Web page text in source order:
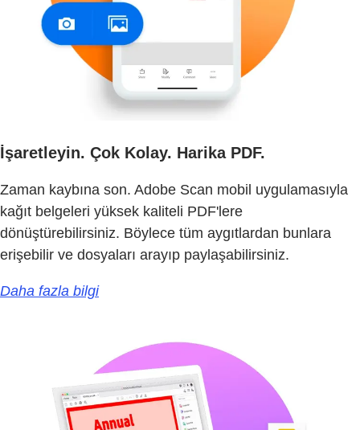
İşaretleyin. Çok Kolay. Harika PDF.
Zaman kaybına son. Adobe Scan mobil uygulamasıyla
kağıt belgeleri yüksek kaliteli PDF'lere
dönüştürebilirsiniz. Böylece tüm aygıtlardan bunlara
erişebilir ve dosyaları arayıp paylaşabilirsiniz.
Daha fazla bilgi